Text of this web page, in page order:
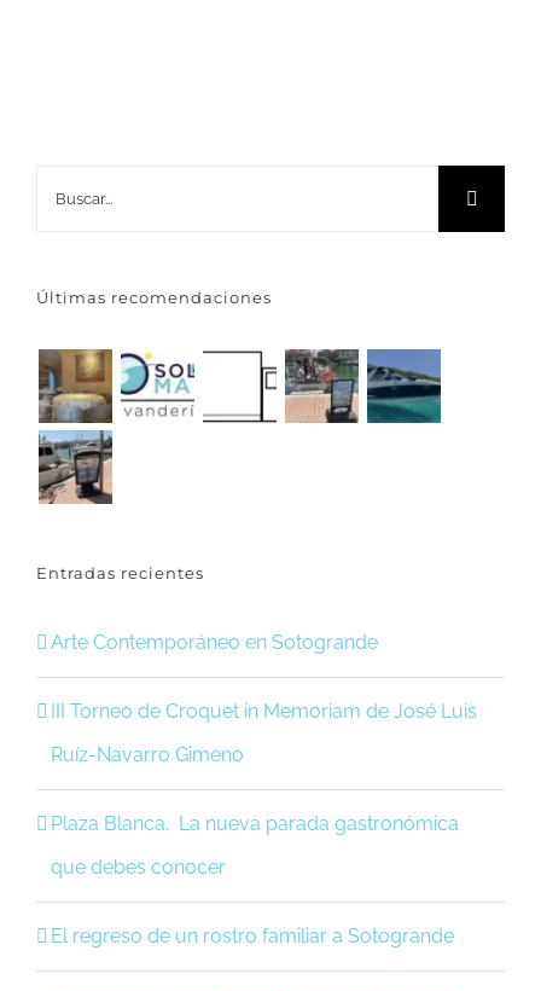
Últimas recomendaciones
Entradas recientes
Arte Contemporáneo en Sotogrande
III Torneo de Croquet in Memoriam de José Luis
Ruíz-Navarro Gimeno
Plaza Blanca. La nueva parada gastronómica
que debes conocer
El regreso de un rostro familiar a Sotogrande